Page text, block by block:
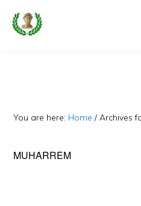
Skip
Faqe
Dedikuar
You are here: Home / Archives
MUHARREM